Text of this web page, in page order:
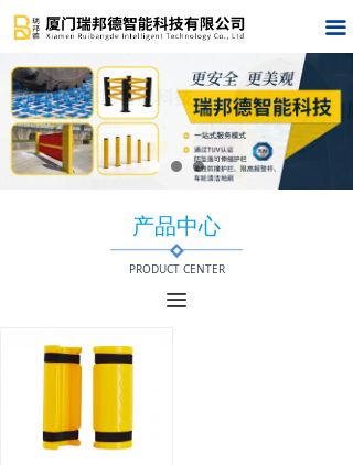
끀
首页
关于我们
产品中心
案例展示
끀
产品中心
PRODUCT CENTER